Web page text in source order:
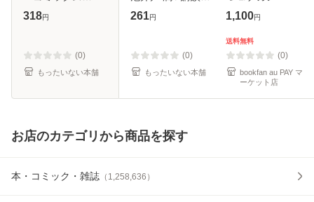
moment） / 白松 /
料】
318円
(0)
もったいない本舗
[文庫]【メール便送
261円
(0)
もったいない本舗
1,100円
送料無料
(0)
bookfan au PAY マ
ーケット店
お店のカテゴリから商品を探す
本・コミック・雑誌 （ 1,258,636 ）